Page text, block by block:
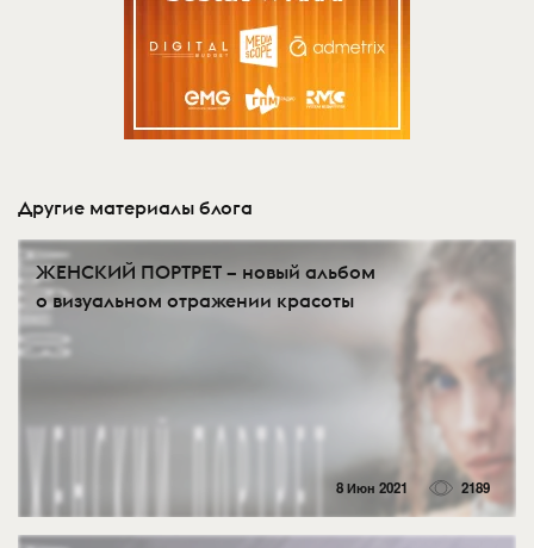
Другие материалы блога
ЖЕНСКИЙ ПОРТРЕТ – новый альбом
о визуальном отражении красоты
8 Июн 2021 2189